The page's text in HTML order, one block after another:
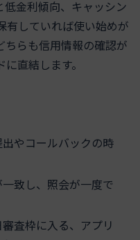
低金利傾向、キャッシン
有していれば使い始めが
ちらも信用情報の確認が
直結します。
やコールバックの時
致し、照会が一度で
査枠に入る、アプリ